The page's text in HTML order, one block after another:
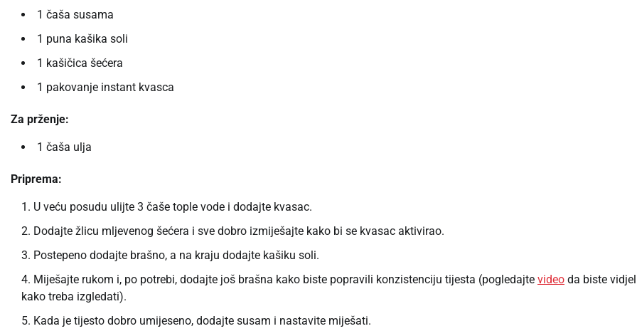
1 čaša susama
1 puna kašika soli
1 kašičica šećera
1 pakovanje instant kvasca
Za prženje:
1 čaša ulja
Priprema:
U veću posudu ulijte 3 čaše tople vode i dodajte kvasac.
Dodajte žlicu mljevenog šećera i sve dobro izmiješajte kako bi se kvasac aktivirao.
Postepeno dodajte brašno, a na kraju dodajte kašiku soli.
Miješajte rukom i, po potrebi, dodajte još brašna kako biste popravili konzistenciju tijesta (pogledajte video da biste
kako treba izgledati).
Kada je tijesto dobro umijeseno, dodajte susam i nastavite miješati.